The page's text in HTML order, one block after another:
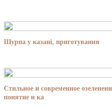
Шурпа у казані, приготування
Стильное и современное
понятие и ка